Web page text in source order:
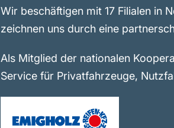
Wir beschäftigen mit 17 Filialen in
zeichnen uns durch eine
Als Mitglied der nationalen
Service für Privatfahrzeuge,